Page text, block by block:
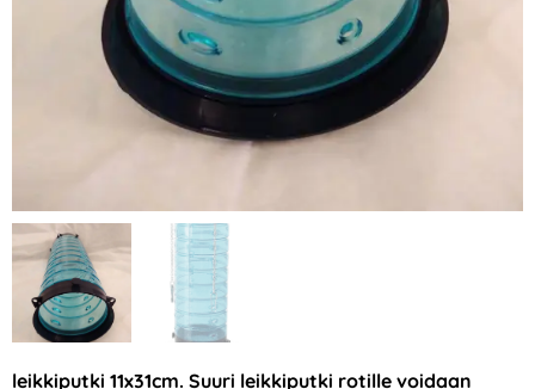
leikkiputki 11x31cm. Suuri leikkiputki rotille voidaan